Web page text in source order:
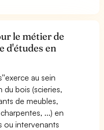
le métier de
d'études en
au sein
bois (scieries,
de meubles,
...) en
ou intervenants